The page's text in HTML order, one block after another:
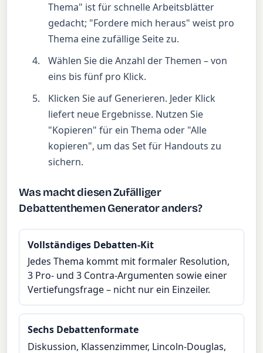
Thema" ist für schnelle Arbeitsblätter
gedacht; "Fordere mich heraus" weist pro
Thema eine zufällige Seite zu.
Wählen Sie die Anzahl der Themen – von
eins bis fünf pro Klick.
Klicken Sie auf Generieren. Jeder Klick
liefert neue Ergebnisse. Nutzen Sie
"Kopieren" für ein Thema oder "Alle
kopieren", um das Set für Handouts zu
sichern.
Was macht diesen Zufälliger
Debattenthemen Generator anders?
Vollständiges Debatten-Kit
Jedes Thema kommt mit formaler Resolution,
3 Pro- und 3 Contra-Argumenten sowie einer
Vertiefungsfrage – nicht nur ein Einzeiler.
Sechs Debattenformate
Diskussion, Klassenzimmer, Lincoln-Douglas,